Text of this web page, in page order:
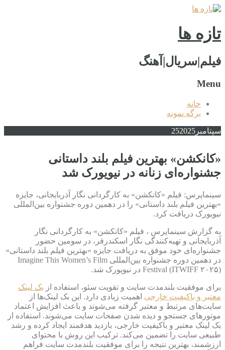
تازه ها
فیلم|سریال|آهنگ
Menu
خانه
برگه نمونه
سپتامبر 252025
«کانکشن» بهترین فیلم بلند داستانی
جشنواره‌ای زنانه در نیویورک شد
سینماپرس: فیلم «کانکشن» به کارگردانی نگار آذربایجانی، جایزه
«بهترین فیلم بلند داستانی» را در دهمین دوره جشنواره بین‌المللی
نیویورک دریافت کرد.
به گزارش سینماپرس ، فیلم «کانکشن» به کارگردانی نگار
آذربایجانی و تهیه‌کنندگی نگار اسکندرفر، در سومین حضور
جشنواره‌ای خود موفق به دریافت جایزه «بهترین فیلم بلند داستانی»
در دهمین دوره جشنواره بین‌المللی Imagine This Women’s Film
Festival (ITWIFF ۲۰۲۵) در نیویورک شد.
برای موفقیت بلندمدت سایت و تقویت سئو، استفاده از بک لینک
معتبر و باکیفیت خارجی اهمیت زیادی دارد. این بک لینک‌ها از
سایت‌های مرتبط و معتبر گرفته می‌شوند و باعث افزایش اعتماد
موتورهای جستجو و دیده شدن صفحات سایت می‌شوند. استفاده از
بک لینک معتبر و باکیفیت خارجی، بازدید هدفمند ایجاد کرده و رشد
طبیعی سایت را تضمین می‌کند. ترکیب این روش با محتوای
ارزشمند، بهترین نتیجه را برای موفقیت بلندمدت سایت فراهم